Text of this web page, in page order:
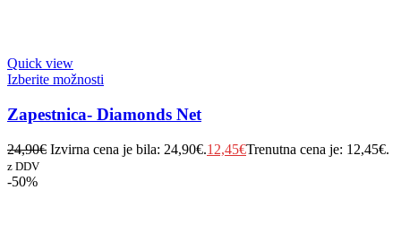
Quick view
Izberite možnosti
Zapestnica- Diamonds Net
24,90€ Izvirna cena je bila: 24,90€.12,45€Trenutna cena je: 12,45€.
z DDV
-50%